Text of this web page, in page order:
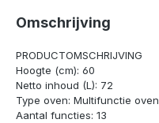
Omschrijving
PRODUCTOMSCHRIJVING
Hoogte (cm): 60
Netto inhoud (L): 72
Type oven: Multifunctie oven
Aantal functies: 13